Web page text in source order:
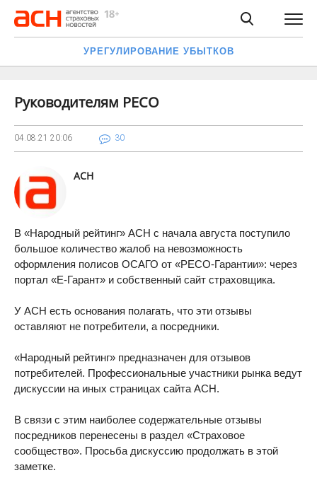
УРЕГУЛИРОВАНИЕ УБЫТКОВ
Руководителям РЕСО
04.08.21 20:06 30
АСН
В «Народный рейтинг» АСН с начала августа поступило
большое количество жалоб на невозможность
оформления полисов ОСАГО от «РЕСО-Гарантии»: через
портал «Е-Гарант» и собственный сайт страховщика.
У АСН есть основания полагать, что эти отзывы
оставляют не потребители, а посредники.
«Народный рейтинг» предназначен для отзывов
потребителей. Профессиональные участники рынка ведут
дискуссии на иных страницах сайта АСН.
В связи с этим наиболее содержательные отзывы
посредников перенесены в раздел «Страховое
сообщество». Просьба дискуссию продолжать в этой
заметке.